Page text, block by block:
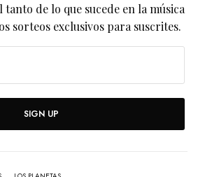
de lo que sucede en la música
sorteos exclusivos para suscrites.
SIGN UP